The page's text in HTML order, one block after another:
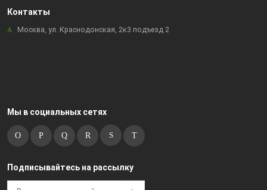
Контакты
Москва, ул. Краснодонская, 2к3 подъезд 2
Мы в социальных сетях
Подписывайтесь на рассылку